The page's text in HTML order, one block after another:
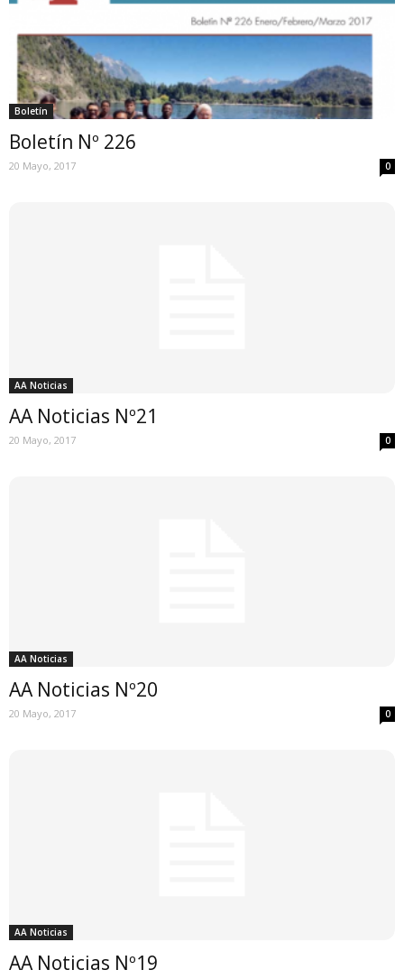
Boletín
Boletín Nº 226
20 Mayo, 2017 0
AA Noticias
AA Noticias Nº21
20 Mayo, 2017 0
AA Noticias
AA Noticias Nº20
20 Mayo, 2017 0
AA Noticias
AA Noticias Nº19